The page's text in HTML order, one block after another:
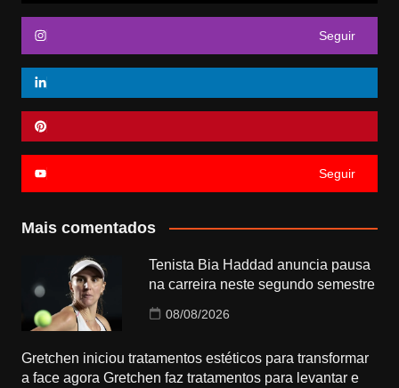
Seguir
Seguir
Mais comentados
Tenista Bia Haddad anuncia pausa
na carreira neste segundo semestre
08/08/2026
Gretchen iniciou tratamentos estéticos para transformar
a face agora Gretchen faz tratamentos para levantar e